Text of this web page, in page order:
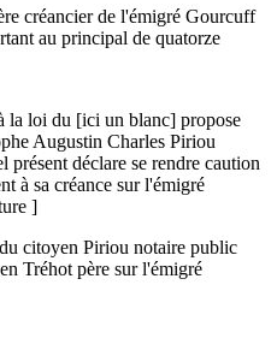
créancier de l'émigré Gourcuff
au principal de quatorze
la loi du [ici un blanc] propose
Augustin Charles Piriou
déclare se rendre caution
à sa créance sur l'émigré
]
citoyen Piriou notaire public
Tréhot père sur l'émigré